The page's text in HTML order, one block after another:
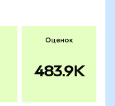
Оценок
483.9K